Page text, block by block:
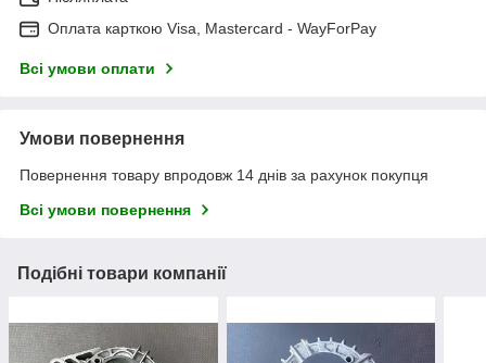
Оплата карткою Visa, Mastercard - WayForPay
Всі умови оплати
Умови повернення
Повернення товару впродовж 14 днів за рахунок покупця
Всі умови повернення
Подібні товари компанії